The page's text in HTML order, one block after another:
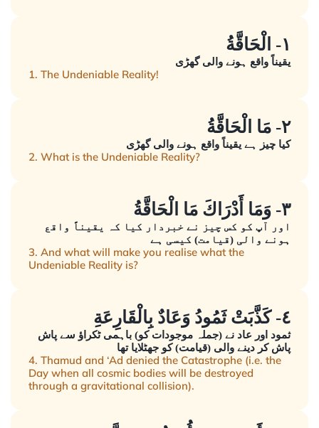
١- الْحَاقَّةُ
یقیناً واقع ہونے والی گھڑی
1. The Undeniable Reality!
٢- مَا الْحَاقَّةُ
کیا چیز ہے یقیناً واقع ہونے والی گھڑی
2. What is the Undeniable Reality?
٣- وَمَا أَدْرَاكَ مَا الْحَاقَّةُ
اور آپ کو کس چیز نے خبردار کیا کہ یقیناً واقع
ہونے والی (قیامت) کیسی ہے
3. And what will make you realise what the
Undeniable Reality is?
٤- كَذَّبَتْ ثَمُودُ وَعَادٌ بِالْقَارِعَةِ
ثمود اور عاد نے (جملہ موجودات کو) باہمی ٹکراؤ سے پاش
پاش کر دینے والی (قیامت) کو جھٹلایا تھا
4. Thamud and ‘Ad denied the Catastrophe (i.e. the
Day when all cosmic bodies will be destroyed
through a gravitational collision).